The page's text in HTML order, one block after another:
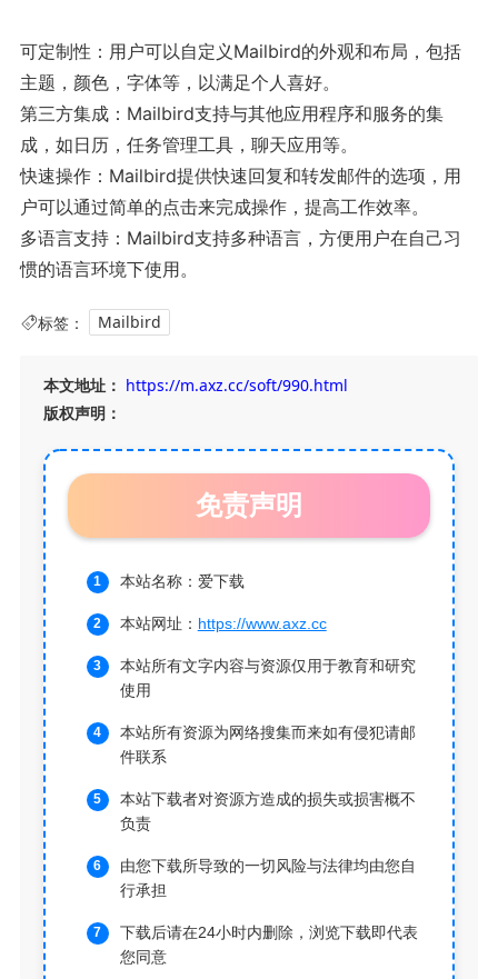
可定制性：用户可以自定义Mailbird的外观和布局，包括
主题，颜色，字体等，以满足个人喜好。
第三方集成：Mailbird支持与其他应用程序和服务的集
成，如日历，任务管理工具，聊天应用等。
快速操作：Mailbird提供快速回复和转发邮件的选项，用
户可以通过简单的点击来完成操作，提高工作效率。
多语言支持：Mailbird支持多种语言，方便用户在自己习
惯的语言环境下使用。
标签： Mailbird
本文地址： https://m.axz.cc/soft/990.html
版权声明：
免责声明
本站名称：爱下载
本站网址： https://www.axz.cc
本站所有文字内容与资源仅用于教育和研究
使用
本站所有资源为网络搜集而来如有侵犯请邮
件联系
本站下载者对资源方造成的损失或损害概不
负责
由您下载所导致的一切风险与法律均由您自
行承担
下载后请在24小时内删除，浏览下载即代表
您同意